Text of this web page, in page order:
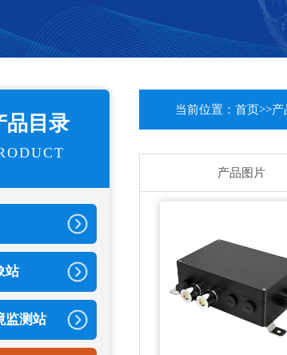
品目录
站
监测站
当前位置： 首页>>产
产品图片